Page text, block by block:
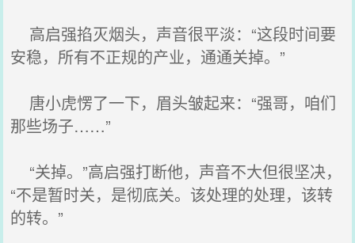
高启强掐灭烟头，声音很平淡：“这段时间要
安稳，所有不正规的产业，通通关掉。”
唐小虎愣了一下，眉头皱起来：“强哥，咱们
那些场子……”
“关掉。”高启强打断他，声音不大但很坚决，
“不是暂时关，是彻底关。该处理的处理，该转
的转。”